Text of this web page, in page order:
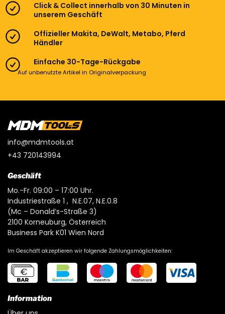
Click & Collect innerhalb von 30 Minuten in
unserem Geschäft
Offizieller Makita, DeWalt, Metabo, Pferd
Händler
Einfache 30-Tage-Rückgabe
Auf unbenutzte Artikel in Originalverpackung
info@mdmtools.at
+43 720143994
Geschäft
Mo.-Fr. 09:00 – 17:00 Uhr.
Industriestraße 1 , N.E.07, N.E.0.8
(Mc – Donald’s-Straße 3)
2100 Korneuburg, Österreich
Business Park K01 Wien Nord
Im Geschäft akzeptieren wir folgende Zahlungsmöglichkeiten:
Information